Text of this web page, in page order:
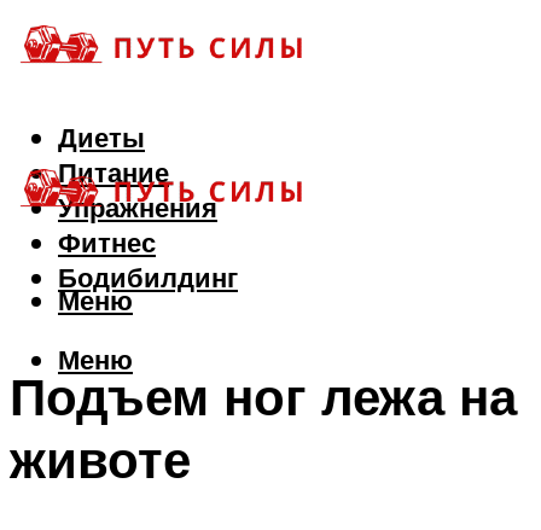
Диеты
Питание
Упражнения
Фитнес
Бодибилдинг
Меню
Меню
Подъем ног лежа на
животе